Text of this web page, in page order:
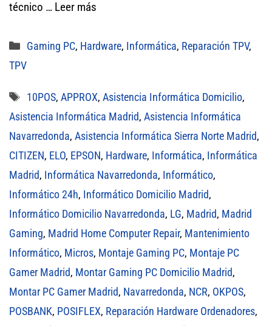
técnico … Leer más
Categorías
Gaming PC, Hardware, Informática, Reparación TPV,
TPV
Etiquetas
10POS, APPROX, Asistencia Informática Domicilio,
Asistencia Informática Madrid, Asistencia Informática
Navarredonda, Asistencia Informática Sierra Norte Madrid,
CITIZEN, ELO, EPSON, Hardware, Informática, Informática
Madrid, Informática Navarredonda, Informático,
Informático 24h, Informático Domicilio Madrid,
Informático Domicilio Navarredonda, LG, Madrid, Madrid
Gaming, Madrid Home Computer Repair, Mantenimiento
Informático, Micros, Montaje Gaming PC, Montaje PC
Gamer Madrid, Montar Gaming PC Domicilio Madrid,
Montar PC Gamer Madrid, Navarredonda, NCR, OKPOS,
POSBANK, POSIFLEX, Reparación Hardware Ordenadores,